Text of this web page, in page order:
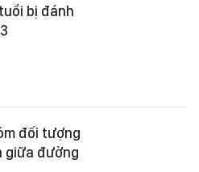
bị đánh
đối tượng
giữa đường